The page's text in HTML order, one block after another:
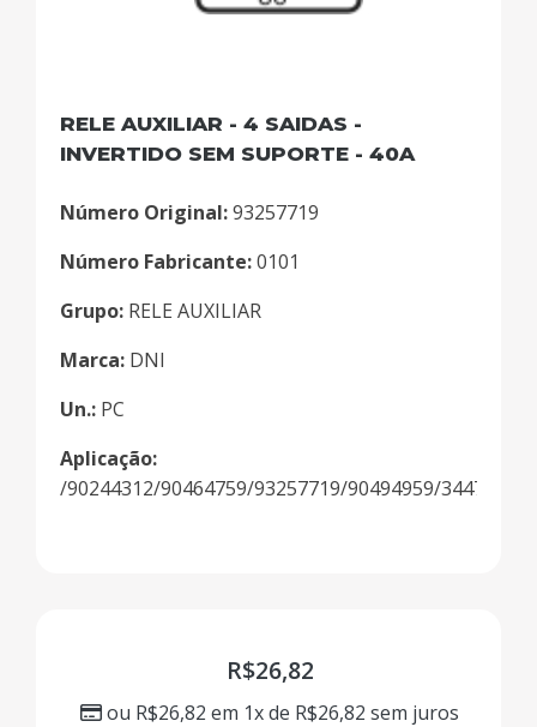
RELE AUXILIAR - 4 SAIDAS -
INVERTIDO SEM SUPORTE - 40A
Número Original:93257719
Número Fabricante:0101
Grupo: RELE AUXILIAR
Marca: DNI
Un.: PC
Aplicação:
/90244312/90464759/93257719/90494959/3447012/
R$26,82
ou R$26,82 em 1x de R$26,82 sem juros